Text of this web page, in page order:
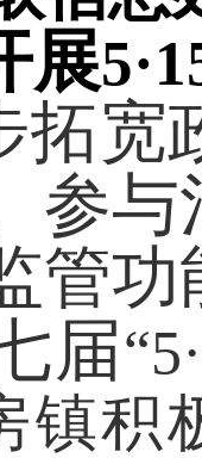
展
拓宽
参
管
届
镇积